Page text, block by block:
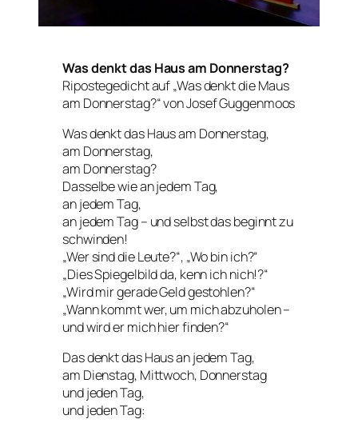
Was denkt das Haus am Donnerstag?
Ripostegedicht auf „Was denkt die Maus
am Donnerstag?“ von Josef Guggenmoos
Was denkt das Haus am Donnerstag,
am Donnerstag,
am Donnerstag?
Dasselbe wie an jedem Tag,
an jedem Tag,
an jedem Tag – und selbst das beginnt zu
schwinden!
„Wer sind die Leute?“, „Wo bin ich?“
„Dies Spiegelbild da, kenn ich nich!?“
„Wird mir gerade Geld gestohlen?“
„Wann kommt wer, um mich abzuholen –
und wird er mich hier finden?“
Das denkt das Haus an jedem Tag,
am Dienstag, Mittwoch, Donnerstag
und jeden Tag,
und jeden Tag: